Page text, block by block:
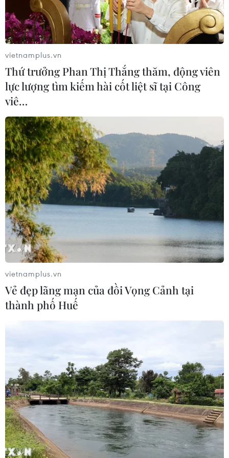
Italy có thể tham gia cơ chế xác minh
giải giáp Hezbollah tại Nam Liban
04/08/2026 22:42
Iran-Oman đàm phán thiết lập tuyến
hàng hải mới qua eo biển Hormuz
04/08/2026 22:42
Cố vấn quân sự Iran tiết lộ
sốc, tuyên bố hàng trăm binh sĩ Mỹ
đã thiệt mạng
04/08/2026 15:51
Liban và Israel nối lại đàm phán trực
tiếp về giải giáp Hezbollah
04/08/2026 14:56
Israel và Hội đồng Hòa bình thảo
luận giải giáp vũ khí tại Gaza
Iran đề xuất thành lập liên minh an
ninh giữa các nước Hồi giáo trong
khu vực
04/08/2026 03:21
Iran ra điều kiện gì với Mỹ
vietnamplus.vn
Thứ trưởng Phan Thị Thắng thăm, động viên
lực lượng tìm kiếm hài cốt liệt sĩ tại Công
viê…
vietnamplus.vn
Vẻ đẹp lãng mạn của đồi Vọng Cảnh tại
thành phố Huế